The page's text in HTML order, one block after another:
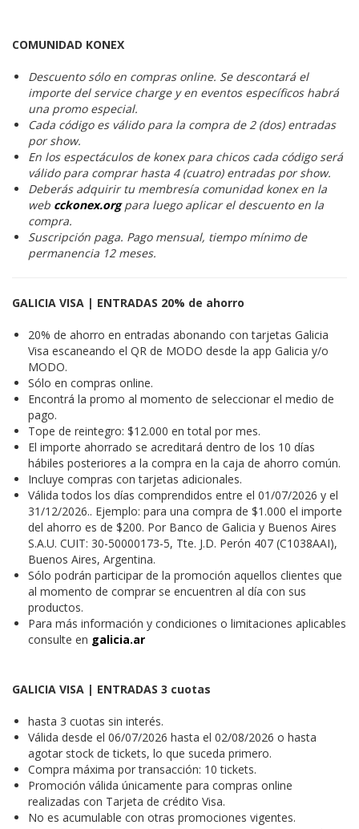
COMUNIDAD KONEX
Descuento sólo en compras online. Se descontará el
importe del service charge y en eventos específicos habrá
una promo especial.
Cada código es válido para la compra de 2 (dos) entradas
por show.
En los espectáculos de konex para chicos cada código será
válido para comprar hasta 4 (cuatro) entradas por show.
Deberás adquirir tu membresía comunidad konex en la
web cckonex.org para luego aplicar el descuento en la
compra.
Suscripción paga. Pago mensual, tiempo mínimo de
permanencia 12 meses.
GALICIA VISA | ENTRADAS 20% de ahorro
20% de ahorro en entradas abonando con tarjetas Galicia
Visa escaneando el QR de MODO desde la app Galicia y/o
MODO.
Sólo en compras online.
Encontrá la promo al momento de seleccionar el medio de
pago.
Tope de reintegro: $12.000 en total por mes.
El importe ahorrado se acreditará dentro de los 10 días
hábiles posteriores a la compra en la caja de ahorro común.
Incluye compras con tarjetas adicionales.
Válida todos los días comprendidos entre el 01/07/2026 y el
31/12/2026.. Ejemplo: para una compra de $1.000 el importe
del ahorro es de $200. Por Banco de Galicia y Buenos Aires
S.A.U. CUIT: 30-50000173-5, Tte. J.D. Perón 407 (C1038AAI),
Buenos Aires, Argentina.
Sólo podrán participar de la promoción aquellos clientes que
al momento de comprar se encuentren al día con sus
productos.
Para más información y condiciones o limitaciones aplicables
consulte en galicia.ar
GALICIA VISA | ENTRADAS 3 cuotas
hasta 3 cuotas sin interés.
Válida desde el 06/07/2026 hasta el 02/08/2026 o hasta
agotar stock de tickets, lo que suceda primero.
Compra máxima por transacción: 10 tickets.
Promoción válida únicamente para compras online
realizadas con Tarjeta de crédito Visa.
No es acumulable con otras promociones vigentes.